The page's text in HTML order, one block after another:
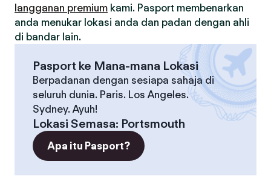
langganan premium kami. Pasport membenarkan
anda menukar lokasi anda dan padan dengan ahli
di bandar lain.
Pasport ke Mana-mana Lokasi
Berpadanan dengan sesiapa sahaja di
seluruh dunia. Paris. Los Angeles.
Sydney. Ayuh!
Lokasi Semasa: Portsmouth
Apa itu Pasport?